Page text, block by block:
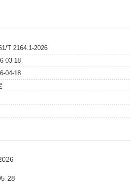
T 2164.1-2026
03-18
04-18
28